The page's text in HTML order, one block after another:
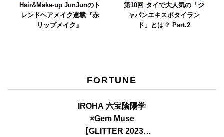
Hair&Make-up JunJunのト
レンドヘアメイク連載『赤
リップメイク』
第10回 タイで大人気の「ジ
ャパンエキスポタイラン
ド」とは？ Part.2
FORTUNE
IROHA 六宝陰陽学
×Gem Muse
【GLITTER 2023